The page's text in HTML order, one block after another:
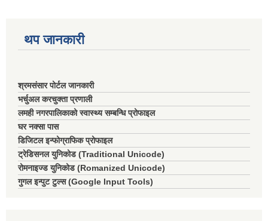
थप जानकारी
श्रमसंसार पोर्टल जानकारी
भर्चुअल करचुक्ता प्रणाली
लमही नगरपालिकाको स्वास्थ्य सम्बन्धि प्रोफाइल
घर नक्सा पास
डिजिटल इन्फोग्राफिक प्रोफाइल
ट्रेडिसनल युनिकोड (Traditional Unicode)
रोमनाइज्ड युनिकोड (Romanized Unicode)
गुगल इन्पुट टुल्स (Google Input Tools)